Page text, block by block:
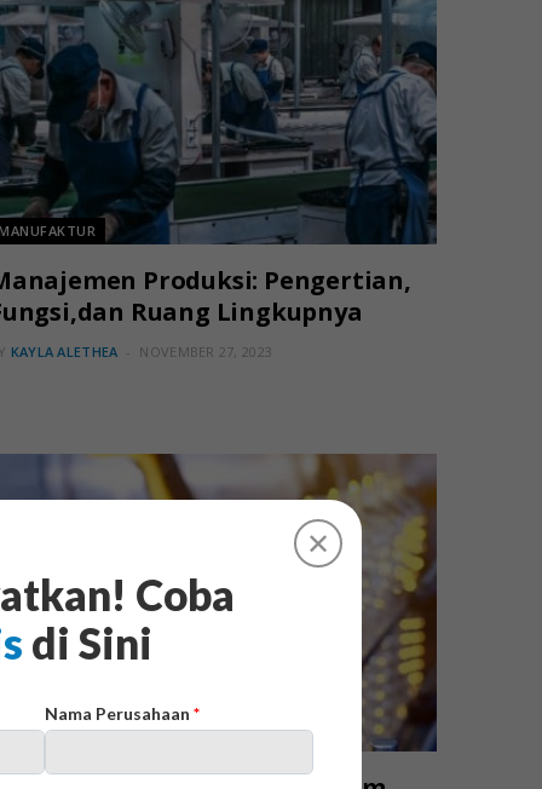
✕
Coba
di Sini
Nama Perusahaan*
Produksi: Pengertian,
Ruang Lingkupnya
KAYLA ALETHEA NOVEMBER 27, 2023
MANUFAKTUR